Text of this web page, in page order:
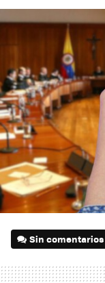
Sin comentarios